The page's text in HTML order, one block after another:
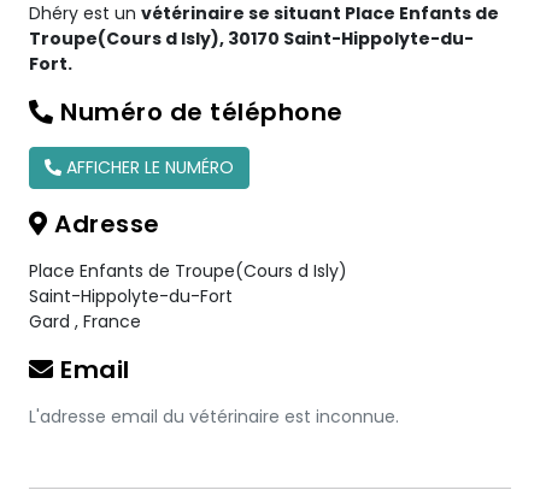
Dhéry est un vétérinaire se situant Place Enfants de
Troupe(Cours d Isly), 30170 Saint-Hippolyte-du-
Fort.
Numéro de téléphone
AFFICHER LE NUMÉRO
Adresse
Place Enfants de Troupe(Cours d Isly)
Saint-Hippolyte-du-Fort
Gard , France
Email
L'adresse email du vétérinaire est inconnue.